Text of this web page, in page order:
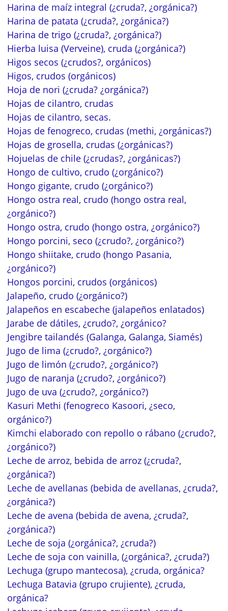
Harina de maíz integral (¿cruda?, ¿orgánica?)
Harina de patata (¿cruda?, ¿orgánica?)
Harina de trigo (¿cruda?, ¿orgánica?)
Hierba luisa (Verveine), cruda (¿orgánica?)
Higos secos (¿crudos?, orgánicos)
Higos, crudos (orgánicos)
Hoja de nori (¿cruda? ¿orgánica?)
Hojas de cilantro, crudas
Hojas de cilantro, secas.
Hojas de fenogreco, crudas (methi, ¿orgánicas?)
Hojas de grosella, crudas (¿orgánicas?)
Hojuelas de chile (¿crudas?, ¿orgánicas?)
Hongo de cultivo, crudo (¿orgánico?)
Hongo gigante, crudo (¿orgánico?)
Hongo ostra real, crudo (hongo ostra real,
¿orgánico?)
Hongo ostra, crudo (hongo ostra, ¿orgánico?)
Hongo porcini, seco (¿crudo?, ¿orgánico?)
Hongo shiitake, crudo (hongo Pasania,
¿orgánico?)
Hongos porcini, crudos (orgánicos)
Jalapeño, crudo (¿orgánico?)
Jalapeños en escabeche (jalapeños enlatados)
Jarabe de dátiles, ¿crudo?, ¿orgánico?
Jengibre tailandés (Galanga, Galanga, Siamés)
Jugo de lima (¿crudo?, ¿orgánico?)
Jugo de limón (¿crudo?, ¿orgánico?)
Jugo de naranja (¿crudo?, ¿orgánico?)
Jugo de uva (¿crudo?, ¿orgánico?)
Kasuri Methi (fenogreco Kasoori, ¿seco,
orgánico?)
Kimchi elaborado con repollo o rábano (¿crudo?,
¿orgánico?)
Leche de arroz, bebida de arroz (¿cruda?,
¿orgánica?)
Leche de avellanas (bebida de avellanas, ¿cruda?,
¿orgánica?)
Leche de avena (bebida de avena, ¿cruda?,
¿orgánica?)
Leche de soja (¿orgánica?, ¿cruda?)
Leche de soja con vainilla, (¿orgánica?, ¿cruda?)
Lechuga (grupo mantecosa), ¿cruda, orgánica?
Lechuga Batavia (grupo crujiente), ¿cruda,
orgánica?